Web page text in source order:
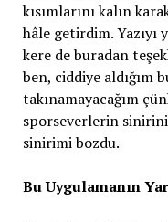
kısımlarını kalın
hâle getirdim. Yazıyı
kere de buradan
ben, ciddiye aldığım
takınamayacağım
sporseverlerin
sinirimi bozdu.
Bu Uygulamanın